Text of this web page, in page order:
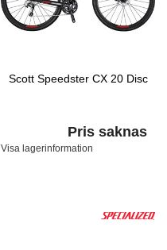
Scott Speedster CX 20 Disc
Pris saknas
Visa lagerinformation